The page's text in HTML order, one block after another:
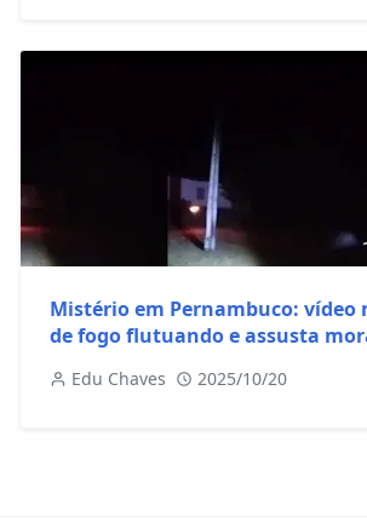
Mistério em Pernambuco: vídeo
de fogo flutuando e assusta
Edu Chaves 2025/10/20